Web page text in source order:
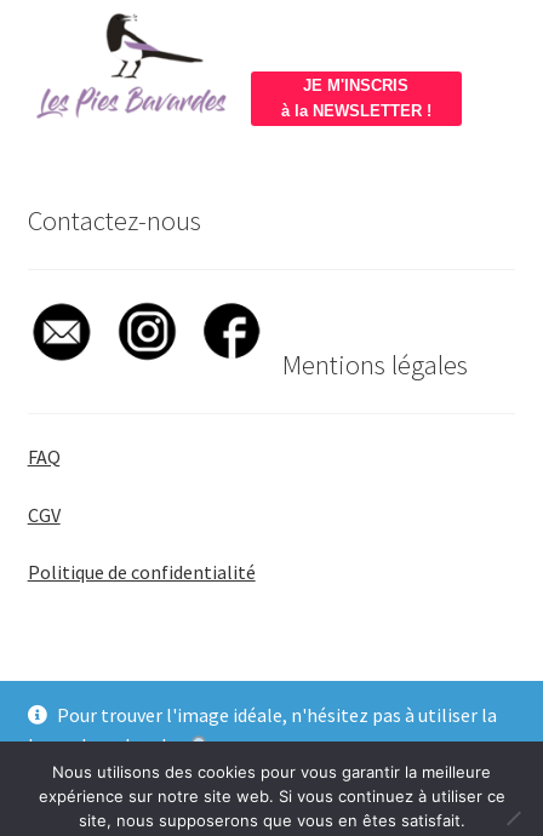
Pour trouver l'image idéale, n'hésitez pas à utiliser la
barre de recherche
Ignorer
JE M'INSCRIS
à la NEWSLETTER !
Contactez-nous
Mentions légales
FAQ
CGV
Politique de confidentialité
© BadgeGirl® 2026
Nous utilisons des cookies pour vous garantir la meilleure
expérience sur notre site web. Si vous continuez à utiliser ce
site, nous supposerons que vous en êtes satisfait.